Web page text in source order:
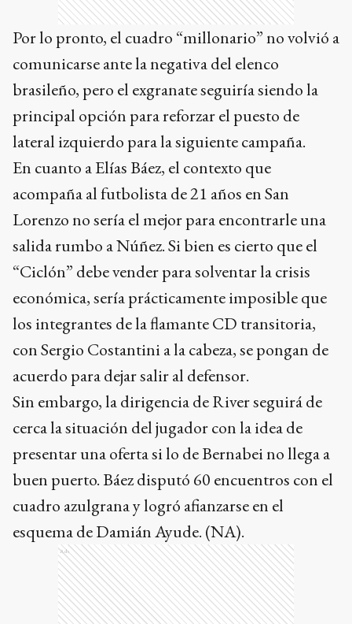
Por lo pronto, el cuadro “millonario” no volvió a
comunicarse ante la negativa del elenco
brasileño, pero el exgranate seguiría siendo la
principal opción para reforzar el puesto de
lateral izquierdo para la siguiente campaña.
En cuanto a Elías Báez, el contexto que
acompaña al futbolista de 21 años en San
Lorenzo no sería el mejor para encontrarle una
salida rumbo a Núñez. Si bien es cierto que el
“Ciclón” debe vender para solventar la crisis
económica, sería prácticamente imposible que
los integrantes de la flamante CD transitoria,
con Sergio Costantini a la cabeza, se pongan de
acuerdo para dejar salir al defensor.
Sin embargo, la dirigencia de River seguirá de
cerca la situación del jugador con la idea de
presentar una oferta si lo de Bernabei no llega a
buen puerto. Báez disputó 60 encuentros con el
cuadro azulgrana y logró afianzarse en el
esquema de Damián Ayude. (NA).
Ads